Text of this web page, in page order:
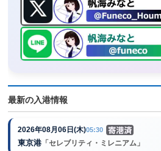
最新の入港情報
2026年08月06日(木)05:30
東京港 「セレブリティ・ミレニアム」